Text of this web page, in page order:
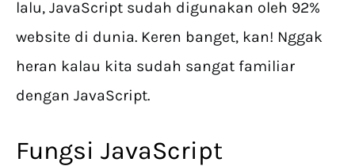
lalu, JavaScript sudah digunakan oleh 92%
website di dunia. Keren banget, kan! Nggak
heran kalau kita sudah sangat familiar
dengan JavaScript.
Fungsi JavaScript